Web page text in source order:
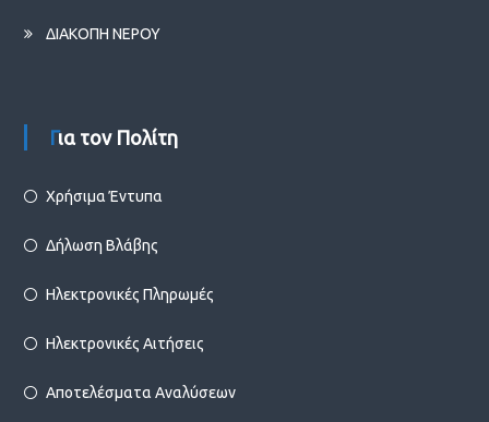
ΔΙΑΚΟΠΗ ΝΕΡΟΥ
Για τον Πολίτη
Χρήσιμα Έντυπα
Δήλωση Βλάβης
Ηλεκτρονικές Πληρωμές
Ηλεκτρονικές Αιτήσεις
Αποτελέσματα Αναλύσεων